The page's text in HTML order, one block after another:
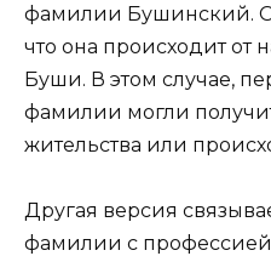
фамилии Бушинский.
что она происходит от
Буши. В этом случае,
фамилии могли
жительства или
Другая версия
фамилии с